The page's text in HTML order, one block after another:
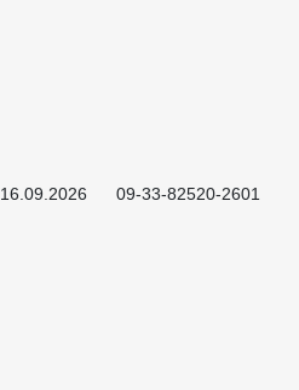
16.09.2026 09-33-82520-2601